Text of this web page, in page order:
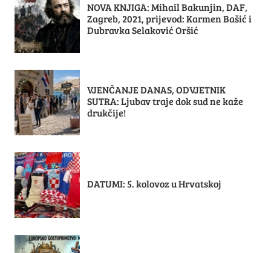
NOVA KNJIGA: Mihail Bakunjin, DAF,
Zagreb, 2021, prijevod: Karmen Bašić i
Dubravka Selaković Oršić
VJENČANJE DANAS, ODVJETNIK
SUTRA: Ljubav traje dok sud ne kaže
drukčije!
DATUMI: 5. kolovoz u Hrvatskoj